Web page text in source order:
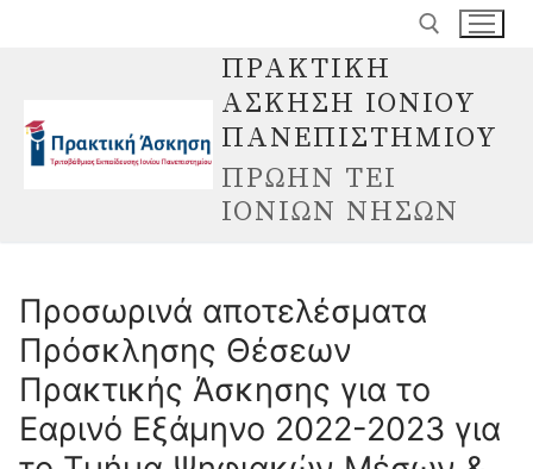
Αναζήτηση για:
ΠΡΑΚΤΙΚΗ
ΑΣΚΗΣΗ ΙΟΝΙΟΥ
ΠΑΝΕΠΙΣΤΗΜΙΟΥ
ΠΡΩΗΝ ΤΕΙ
ΙΟΝΙΩΝ ΝΗΣΩΝ
Προσωρινά αποτελέσματα
Πρόσκλησης Θέσεων
Πρακτικής Άσκησης για το
Εαρινό Εξάμηνο 2022-2023 για